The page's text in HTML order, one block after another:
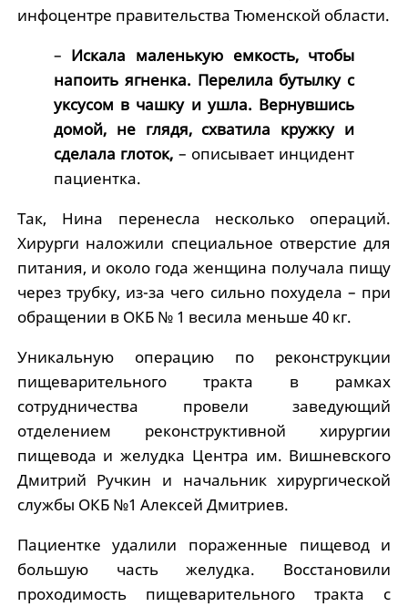
инфоцентре правительства Тюменской области.
– Искала маленькую емкость, чтобы
напоить ягненка. Перелила бутылку с
уксусом в чашку и ушла. Вернувшись
домой, не глядя, схватила кружку и
сделала глоток, – описывает инцидент
пациентка.
Так, Нина перенесла несколько операций.
Хирурги наложили специальное отверстие для
питания, и около года женщина получала пищу
через трубку, из-за чего сильно похудела – при
обращении в ОКБ № 1 весила меньше 40 кг.
Уникальную операцию по реконструкции
пищеварительного тракта в рамках
сотрудничества провели заведующий
отделением реконструктивной хирургии
пищевода и желудка Центра им. Вишневского
Дмитрий Ручкин и начальник хирургической
службы ОКБ №1 Алексей Дмитриев.
Пациентке удалили пораженные пищевод и
большую часть желудка. Восстановили
проходимость пищеварительного тракта с